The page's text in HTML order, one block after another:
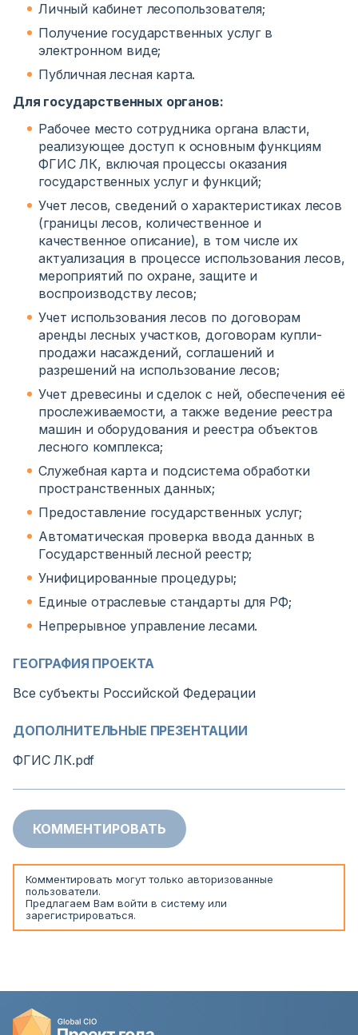
Личный кабинет лесопользователя;
Получение государственных услуг в
электронном виде;
Публичная лесная карта.
Для государственных органов:
Рабочее место сотрудника органа власти,
реализующее доступ к основным функциям
ФГИС ЛК, включая процессы оказания
государственных услуг и функций;
Учет лесов, сведений о характеристиках лесов
(границы лесов, количественное и
качественное описание), в том числе их
актуализация в процессе использования лесов,
мероприятий по охране, защите и
воспроизводству лесов;
Учет использования лесов по договорам
аренды лесных участков, договорам купли-
продажи насаждений, соглашений и
разрешений на использование лесов;
Учет древесины и сделок с ней, обеспечения её
прослеживаемости, а также ведение реестра
машин и оборудования и реестра объектов
лесного комплекса;
Служебная карта и подсистема обработки
пространственных данных;
Предоставление государственных услуг;
Автоматическая проверка ввода данных в
Государственный лесной реестр;
Унифицированные процедуры;
Единые отраслевые стандарты для РФ;
Непрерывное управление лесами.
ГЕОГРАФИЯ ПРОЕКТА
Все субъекты Российской Федерации
ДОПОЛНИТЕЛЬНЫЕ ПРЕЗЕНТАЦИИ
ФГИС ЛК.pdf
КОММЕНТИРОВАТЬ
Комментировать могут только авторизованные
пользователи.
Предлагаем Вам войти в систему или
зарегистрироваться.